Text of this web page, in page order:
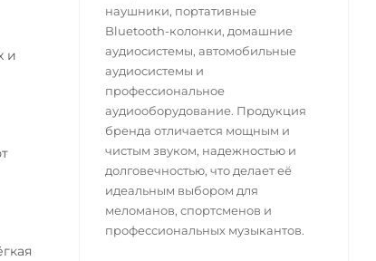
и
наушники, портативные
Bluetooth-колонки, домашние
аудиосистемы, автомобильные
аудиосистемы и
профессиональное
аудиооборудование. Продукция
бренда отличается мощным и
чистым звуком, надежностью и
долговечностью, что делает её
идеальным выбором для
меломанов, спортсменов и
профессиональных музыкантов.